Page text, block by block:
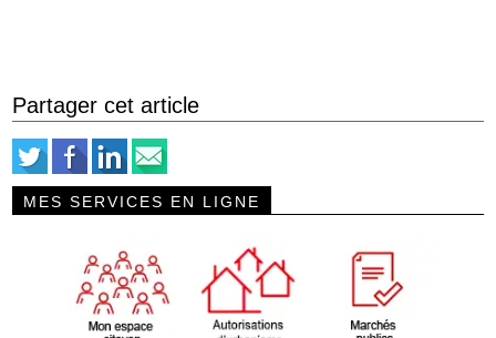
Partager cet article
MES SERVICES EN LIGNE